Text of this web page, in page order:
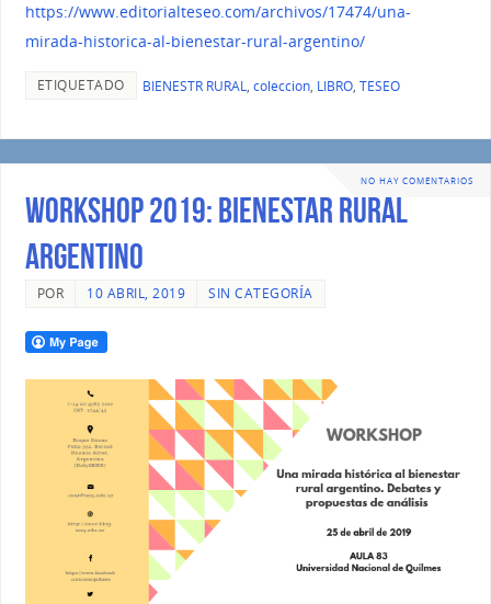
https://www.editorialteseo.com/archivos/17474/una-
mirada-historica-al-bienestar-rural-argentino/
ETIQUETADO BIENESTR RURAL, coleccion, LIBRO, TESEO
NO HAY COMENTARIOS
WORKSHOP 2019: BIENESTAR RURAL
ARGENTINO
POR 10 ABRIL, 2019 SIN CATEGORÍA